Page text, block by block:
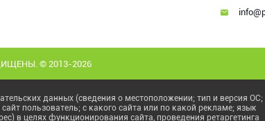
© 2013-2026
данных (сведения о местоположении; тип и версия ОС;
пользователь; с какого сайта или по какой рекламе; язык
в целях функционирования сайта, проведения ретаргетинга